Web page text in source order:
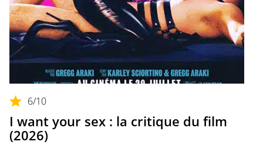
6/10
I want your sex : la critique du film
(2026)